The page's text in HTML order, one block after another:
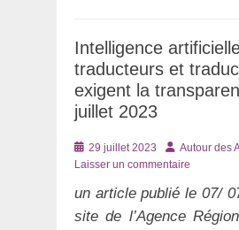
Intelligence
traducteurs et
exigent la
juillet 2023
Posté
le
29 juillet 2023 AuteurAutour des
Laisser un commentaire
un article publié le 07/
site de l’Agence